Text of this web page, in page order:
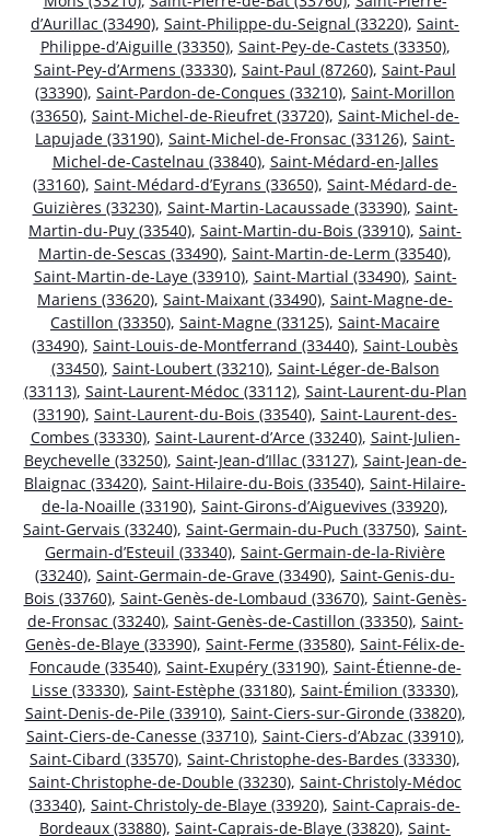
d’Aurillac (33490), Saint-Philippe-du-Seignal (33220), Saint-
Philippe-d’Aiguille (33350), Saint-Pey-de-Castets (33350),
Saint-Pey-d’Armens (33330), Saint-Paul (87260), Saint-Paul
(33390), Saint-Pardon-de-Conques (33210), Saint-Morillon
(33650), Saint-Michel-de-Rieufret (33720), Saint-Michel-de-
Lapujade (33190), Saint-Michel-de-Fronsac (33126), Saint-
Michel-de-Castelnau (33840), Saint-Médard-en-Jalles
(33160), Saint-Médard-d’Eyrans (33650), Saint-Médard-de-
Guizières (33230), Saint-Martin-Lacaussade (33390), Saint-
Martin-du-Puy (33540), Saint-Martin-du-Bois (33910), Saint-
Martin-de-Sescas (33490), Saint-Martin-de-Lerm (33540),
Saint-Martin-de-Laye (33910), Saint-Martial (33490), Saint-
Mariens (33620), Saint-Maixant (33490), Saint-Magne-de-
Castillon (33350), Saint-Magne (33125), Saint-Macaire
(33490), Saint-Louis-de-Montferrand (33440), Saint-Loubès
(33450), Saint-Loubert (33210), Saint-Léger-de-Balson
(33113), Saint-Laurent-Médoc (33112), Saint-Laurent-du-Plan
(33190), Saint-Laurent-du-Bois (33540), Saint-Laurent-des-
Combes (33330), Saint-Laurent-d’Arce (33240), Saint-Julien-
Beychevelle (33250), Saint-Jean-d’Illac (33127), Saint-Jean-de-
Blaignac (33420), Saint-Hilaire-du-Bois (33540), Saint-Hilaire-
de-la-Noaille (33190), Saint-Girons-d’Aiguevives (33920),
Saint-Gervais (33240), Saint-Germain-du-Puch (33750), Saint-
Germain-d’Esteuil (33340), Saint-Germain-de-la-Rivière
(33240), Saint-Germain-de-Grave (33490), Saint-Genis-du-
Bois (33760), Saint-Genès-de-Lombaud (33670), Saint-Genès-
de-Fronsac (33240), Saint-Genès-de-Castillon (33350), Saint-
Genès-de-Blaye (33390), Saint-Ferme (33580), Saint-Félix-de-
Foncaude (33540), Saint-Exupéry (33190), Saint-Étienne-de-
Lisse (33330), Saint-Estèphe (33180), Saint-Émilion (33330),
Saint-Denis-de-Pile (33910), Saint-Ciers-sur-Gironde (33820),
Saint-Ciers-de-Canesse (33710), Saint-Ciers-d’Abzac (33910),
Saint-Cibard (33570), Saint-Christophe-des-Bardes (33330),
Saint-Christophe-de-Double (33230), Saint-Christoly-Médoc
(33340), Saint-Christoly-de-Blaye (33920), Saint-Caprais-de-
Bordeaux (33880), Saint-Caprais-de-Blaye (33820), Saint-